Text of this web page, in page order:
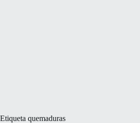
Etiqueta quemaduras